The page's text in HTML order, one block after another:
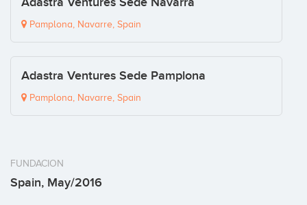
Pamplona, Navarre, Spain
Adastra Ventures Sede Pamplona
Pamplona, Navarre, Spain
FUNDACION
Spain, May/2016